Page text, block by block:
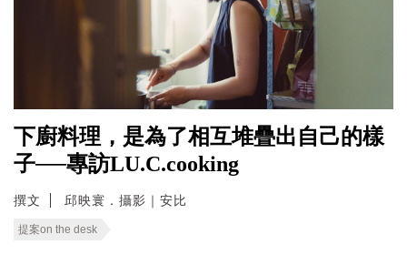
下廚料理，是為了相互堆疊出自己的樣
子──專訪LU.C.cooking
撰文 邱映寰．攝影｜安比
提案on the desk